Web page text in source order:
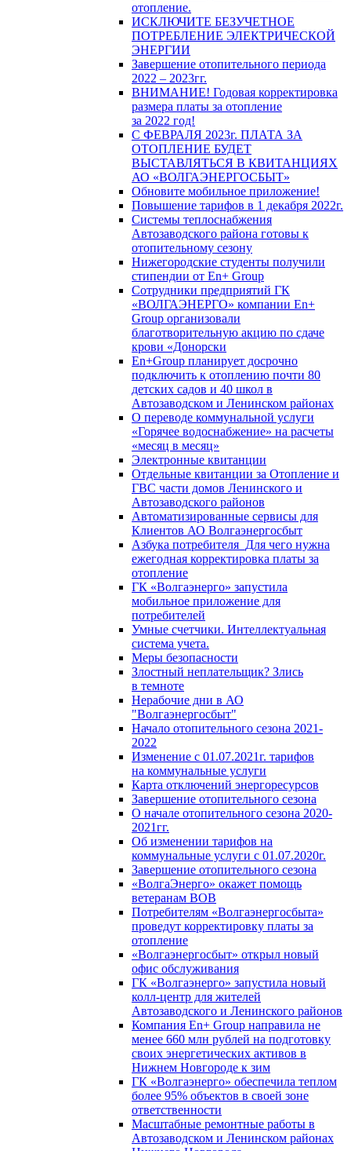
отопление.
ИСКЛЮЧИТЕ БЕЗУЧЕТНОЕ
ПОТРЕБЛЕНИЕ ЭЛЕКТРИЧЕСКОЙ
ЭНЕРГИИ
Завершение отопительного периода
2022 – 2023гг.
ВНИМАНИЕ! Годовая корректировка
размера платы за отопление
за 2022 год!
С ФЕВРАЛЯ 2023г. ПЛАТА ЗА
ОТОПЛЕНИЕ БУДЕТ
ВЫСТАВЛЯТЬСЯ В КВИТАНЦИЯХ
АО «ВОЛГАЭНЕРГОСБЫТ»
Обновите мобильное приложение!
Повышение тарифов в 1 декабря 2022г.
Системы теплоснабжения
Автозаводского района готовы к
отопительному сезону
Нижегородские студенты получили
стипендии от En+ Group
Сотрудники предприятий ГК
«ВОЛГАЭНЕРГО» компании En+
Group организовали
благотворительную акцию по сдаче
крови «Донорски
En+Group планирует досрочно
подключить к отоплению почти 80
детских садов и 40 школ в
Автозаводском и Ленинском районах
О переводе коммунальной услуги
«Горячее водоснабжение» на расчеты
«месяц в месяц»
Электронные квитанции
Отдельные квитанции за Отопление и
ГВС части домов Ленинского и
Автозаводского районов
Автоматизированные сервисы для
Клиентов АО Волгаэнергосбыт
Азбука потребителя_Для чего нужна
ежегодная корректировка платы за
отопление
ГК «Волгаэнерго» запустила
мобильное приложение для
потребителей
Умные счетчики. Интеллектуальная
система учета.
Меры безопасности
Злостный неплательщик? Злись
в темноте
Нерабочие дни в АО
"Волгаэнергосбыт"
Начало отопительного сезона 2021-
2022
Изменение с 01.07.2021г. тарифов
на коммунальные услуги
Карта отключений энергоресурсов
Завершение отопительного сезона
О начале отопительного сезона 2020-
2021гг.
Об изменении тарифов на
коммунальные услуги с 01.07.2020г.
Завершение отопительного сезона
«ВолгаЭнерго» окажет помощь
ветеранам ВОВ
Потребителям «Волгаэнергосбыта»
проведут корректировку платы за
отопление
«Волгаэнергосбыт» открыл новый
офис обслуживания
ГК «Волгаэнерго» запустила новый
колл-центр для жителей
Автозаводского и Ленинского районов
Компания En+ Group направила не
менее 660 млн рублей на подготовку
своих энергетических активов в
Нижнем Новгороде к зим
ГК «Волгаэнерго» обеспечила теплом
более 95% объектов в своей зоне
ответственности
Масштабные ремонтные работы в
Автозаводском и Ленинском районах